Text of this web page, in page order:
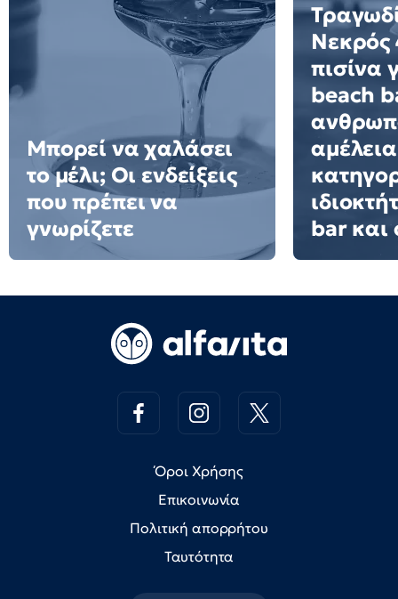
Μπορεί να χαλάσει
το μέλι; Οι ενδείξεις
που πρέπει να
γνωρίζετε
Νεκρός
πισίνα
beach
αμέλεια
bar και
Όροι Χρήσης
Επικοινωνία
Πολιτική απορρήτου
Ταυτότητα